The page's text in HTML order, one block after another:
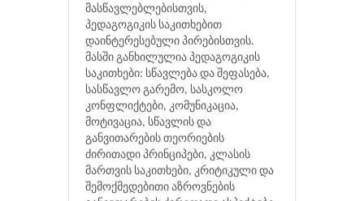
მასწავლებლებისთვის,
პედაგოგიკის საკითხებით
დაინტერესებული პირებისთვის.
მასში განხილულია პედაგოგიკის
საკითხები: სწავლება და შეფასება,
სასწავლო გარემო, სასკოლო
კონფლიქტები, კომუნიკაცია,
მოტივაცია, სწავლის და
განვითარების თეორიების
ძირითადი პრინციპები, კლასის
მართვის საკითხები, კრიტიკული და
შემოქმედებითი აზროვნების